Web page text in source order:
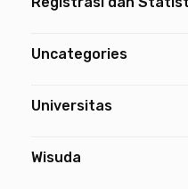
Uncategories
Universitas
Wisuda